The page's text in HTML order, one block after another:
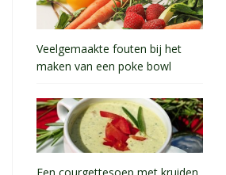
Veelgemaakte fouten bij het
maken van een poke bowl